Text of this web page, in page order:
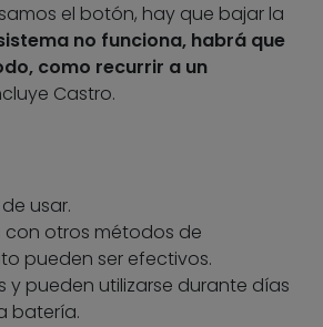
el botón, hay que bajar la
no funciona, habrá que
como recurrir a un
Castro.
usar.
otros métodos de
pueden ser efectivos.
y pueden utilizarse durante días
batería.